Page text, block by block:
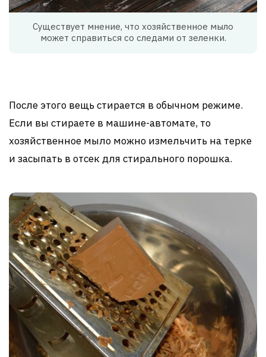
Существует мнение, что хозяйственное мыло
может справиться со следами от зеленки.
После этого вещь стирается в обычном режиме.
Если вы стираете в машине-автомате, то
хозяйственное мыло можно измельчить на терке
и засыпать в отсек для стирального порошка.